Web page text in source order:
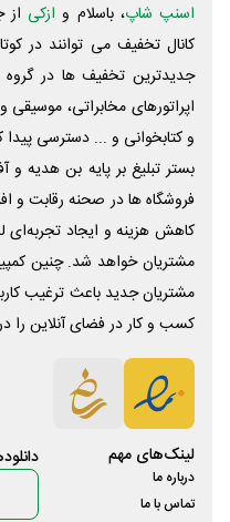
اسنپ شاپ، باسلام و ازکی
کانال تخفیف می توانند در
جدیدترین تخفیف ها در گروه
اپراتورهای مخابراتی،
و کتابخوانی و ... دسترسی پیدا
بستر تبلیغ بر پایه بن هدیه و
فروشگاه ها در صحنه رقابت و
کاهش هزینه و ایجاد
مشتریان خواهد شد. چنین
مشتریان جدید باعث ترغیب
کسب و کار در فضای آنلاین
لینک‌های مهم
درباره ما
تماس با ما